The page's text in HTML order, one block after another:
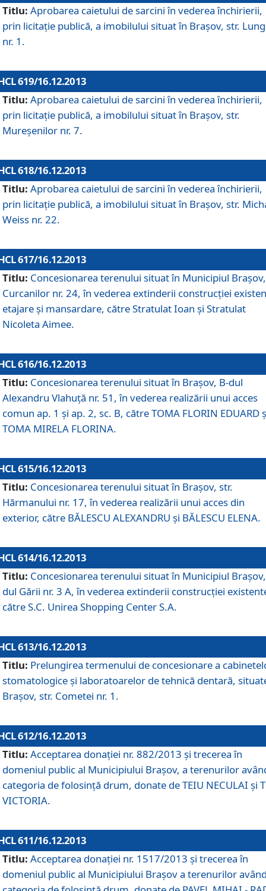
Titlu: Aprobarea caietului de sarcini în vederea închirierii,
prin licitaţie publică, a imobilului situat în Braşov, str.
nr. 1.
619/16.12.2013
Titlu: Aprobarea caietului de sarcini în vederea închirierii,
prin licitaţie publică, a imobilului situat în Braşov, str.
Mureşenilor nr. 7.
618/16.12.2013
Titlu: Aprobarea caietului de sarcini în vederea închirierii,
prin licitaţie publică, a imobilului situat în Braşov, str.
Weiss nr. 22.
617/16.12.2013
Titlu: Concesionarea terenului situat în Municipiul
Curcanilor nr. 24, în vederea extinderii construcţiei
etajare şi mansardare, către Stratulat Ioan şi Stratulat
Nicoleta Aimee.
616/16.12.2013
Titlu: Concesionarea terenului situat în Braşov, B-dul
Alexandru Vlahuţă nr. 51, în vederea realizării unui acces
comun ap. 1 şi ap. 2, sc. B, către TOMA FLORIN EDUARD
TOMA MIRELA FLORINA.
615/16.12.2013
Titlu: Concesionarea terenului situat în Braşov, str.
Hărmanului nr. 17, în vederea realizării unui acces din
exterior, către BĂLESCU ALEXANDRU şi BĂLESCU ELENA.
614/16.12.2013
Titlu: Concesionarea terenului situat în Municipiul
dul Gării nr. 3 A, în vederea extinderii construcţiei
către S.C. Unirea Shopping Center S.A.
613/16.12.2013
Titlu: Prelungirea termenului de concesionare a
stomatologice şi laboratoarelor de tehnică dentară,
Braşov, str. Cometei nr. 1.
612/16.12.2013
Titlu: Acceptarea donaţiei nr. 882/2013 şi trecerea în
domeniul public al Municipiului Braşov, a terenurilor
categoria de folosinţă drum, donate de TEIU NECULAI şi
VICTORIA.
611/16.12.2013
Titlu: Acceptarea donaţiei nr. 1517/2013 şi trecerea în
domeniul public al Municipiului Braşov a terenurilor